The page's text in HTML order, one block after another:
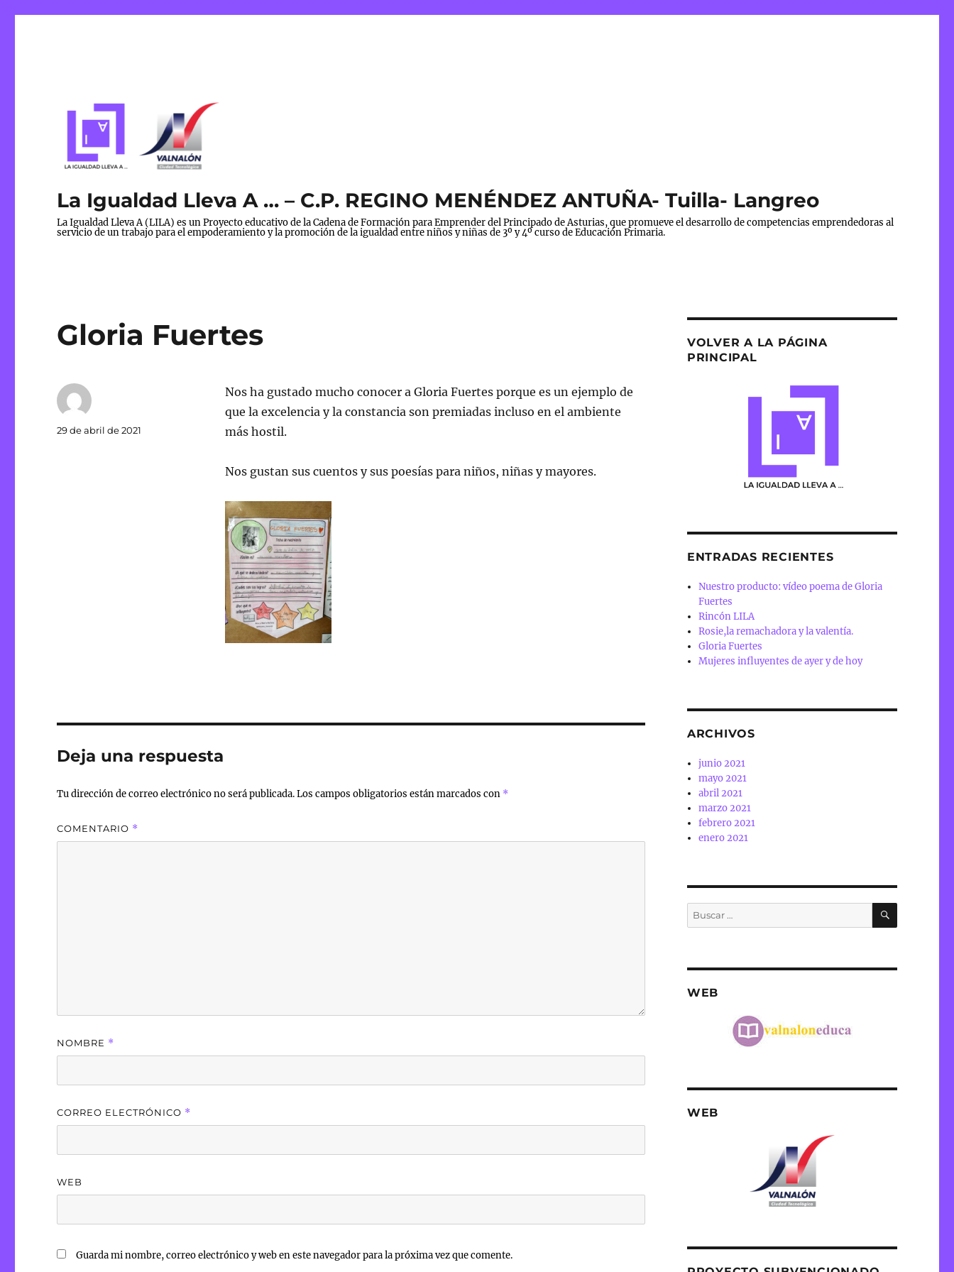
La Igualdad Lleva A … – C.P. REGINO MENÉNDEZ ANTUÑA- Tuilla- Langreo
La Igualdad Lleva A (LILA) es un Proyecto educativo de la Cadena de Formación para Emprender del Principado de Asturias, que promueve el desarrollo de competencias emprendedoras al
servicio de un trabajo para el empoderamiento y la promoción de la igualdad entre niños y niñas de 3º y 4º curso de Educación Primaria.
Gloria Fuertes
Nos ha gustado mucho conocer a Gloria Fuertes porque es un ejemplo de
que la excelencia y la constancia son premiadas incluso en el ambiente
más hostil.
Nos gustan sus cuentos y sus poesías para niños, niñas y mayores.
Autor
Publicado
29 de abril de 2021
Deja una respuesta
Tu dirección de correo electrónico no será publicada.Los campos obligatorios están marcados con *
COMENTARIO *
NOMBRE *
CORREO ELECTRÓNICO *
WEB
Guarda mi nombre, correo electrónico y web en este navegador para la próxima vez que comente.
VOLVER A LA PÁGINA
PRINCIPAL
ENTRADAS RECIENTES
Nuestro producto: vídeo poema de Gloria
Fuertes
Rincón LILA
Rosie,la remachadora y la valentía.
Gloria Fuertes
Mujeres influyentes de ayer y de hoy
ARCHIVOS
junio 2021
mayo 2021
abril 2021
marzo 2021
febrero 2021
enero 2021
Buscar
por:
BUSCAR
WEB
WEB